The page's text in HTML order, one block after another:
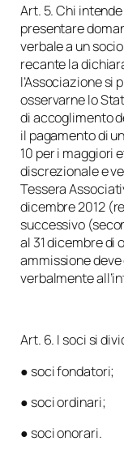
Art. 5. Chi
presentare
verbale a un
recante la
l’Associazione si
osservarne lo
di accoglimento
il pagamento di
10 per i maggiori
discrezionale e
Tessera
dicembre 2012
successivo
al 31 dicembre di
ammissione
verbalmente
Art. 6. I soci si
● soci fondatori;
● soci ordinari;
● soci onorari.